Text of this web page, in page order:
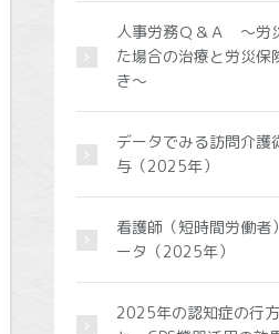
人事労務Ｑ＆Ａ ～労
た場合の治療と労災保
き～
データでみる訪問介護
与（2025年）
看護師（短時間労働者
ータ（2025年）
2025年の認知症の行